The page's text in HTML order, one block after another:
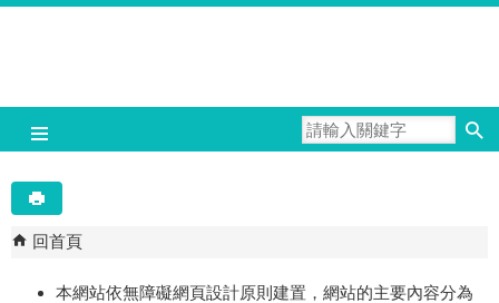
回首頁
本網站依無障礙網頁設計原則建置，網站的主要內容分為